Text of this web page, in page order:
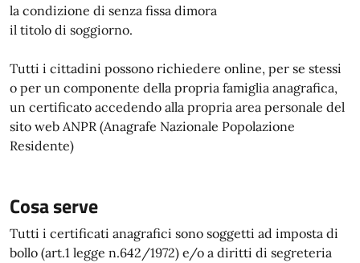
la condizione di senza fissa dimora
il titolo di soggiorno.
Tutti i cittadini possono richiedere online, per se stessi
o per un componente della propria famiglia anagrafica,
un certificato accedendo alla propria area personale del
sito web ANPR (Anagrafe Nazionale Popolazione
Residente)
Cosa serve
Tutti i certificati anagrafici sono soggetti ad imposta di
bollo (art.1 legge n.642/1972) e/o a diritti di segreteria